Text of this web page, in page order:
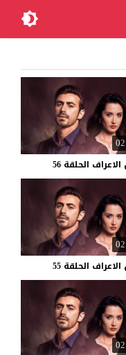
الاعراف الحلقة 56
الاعراف الحلقة 55